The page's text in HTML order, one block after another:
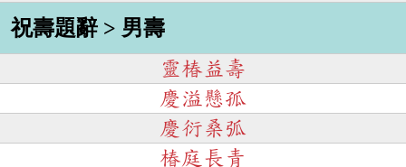
祝壽題辭 > 男壽
靈椿益壽
慶溢懸孤
慶衍桑弧
椿庭長青